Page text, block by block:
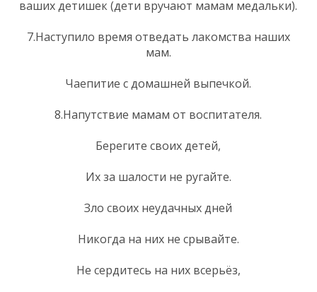
ваших детишек (дети вручают мамам медальки).
7.Наступило время отведать лакомства наших
мам.
Чаепитие с домашней выпечкой.
8.Напутствие мамам от воспитателя.
Берегите своих детей,
Их за шалости не ругайте.
Зло своих неудачных дней
Никогда на них не срывайте.
Не сердитесь на них всерьёз,